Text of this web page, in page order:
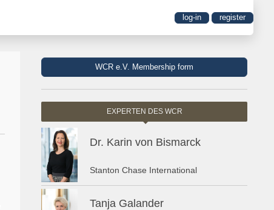
log-in register
WCR e.V. Membership form
EXPERTEN DES WCR
Dr. Karin von Bismarck
Stanton Chase International
Tanja Galander